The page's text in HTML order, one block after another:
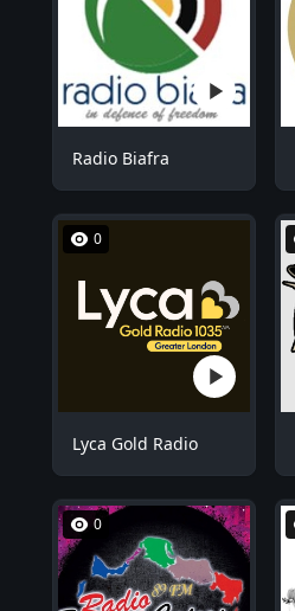
Radio Biafra
0
Lyca Gold Radio
0